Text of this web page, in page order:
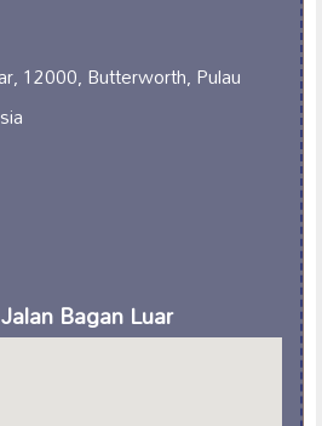
12000, Butterworth, Pulau
Bagan Luar